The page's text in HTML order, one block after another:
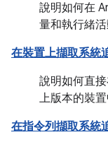
說明如何在
量和執行緒活
在裝置上擷取系統
說明如何直
上版本的裝置
在指令列擷取系統